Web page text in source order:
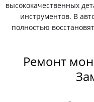
высококачественных
инструментов. В
полностью
Ремонт